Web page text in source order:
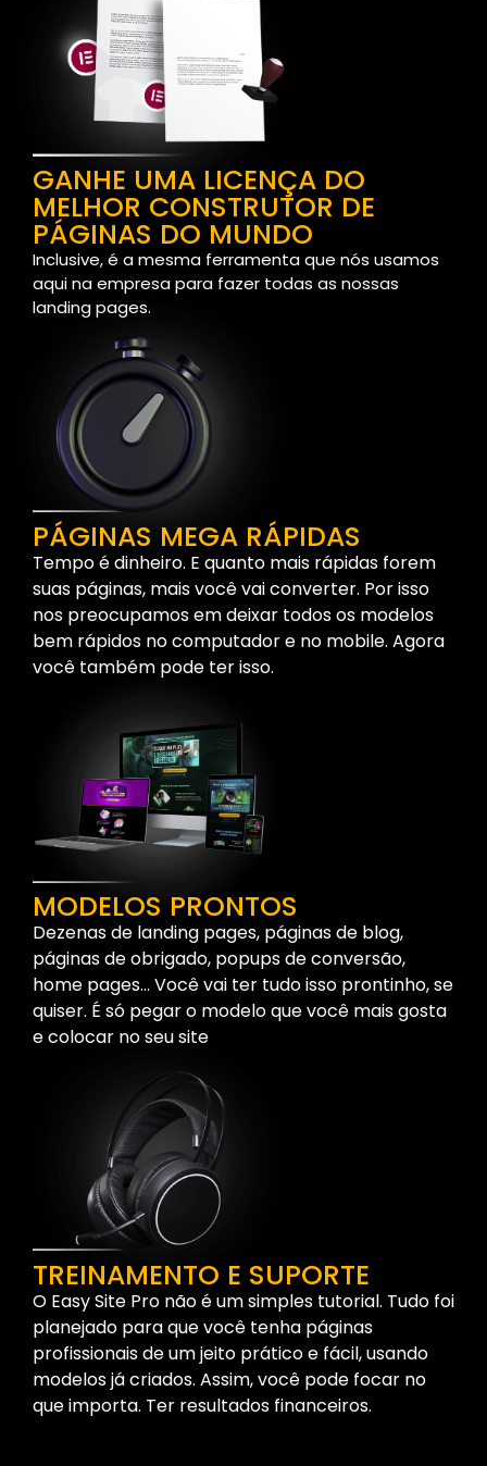
GANHE UMA LICENÇA DO
MELHOR CONSTRUTOR DE
PÁGINAS DO MUNDO
Inclusive, é a mesma ferramenta que nós usamos
aqui na empresa para fazer todas as nossas
landing pages.
PÁGINAS MEGA RÁPIDAS
Tempo é dinheiro. E quanto mais rápidas forem
suas páginas, mais você vai converter. Por isso
nos preocupamos em deixar todos os modelos
bem rápidos no computador e no mobile. Agora
você também pode ter isso.
MODELOS PRONTOS
Dezenas de landing pages, páginas de blog,
páginas de obrigado, popups de conversão,
home pages… Você vai ter tudo isso prontinho, se
quiser. É só pegar o modelo que você mais gosta
e colocar no seu site
TREINAMENTO E SUPORTE
O Easy Site Pro não é um simples tutorial. Tudo foi
planejado para que você tenha páginas
profissionais de um jeito prático e fácil, usando
modelos já criados. Assim, você pode focar no
que importa. Ter resultados financeiros.